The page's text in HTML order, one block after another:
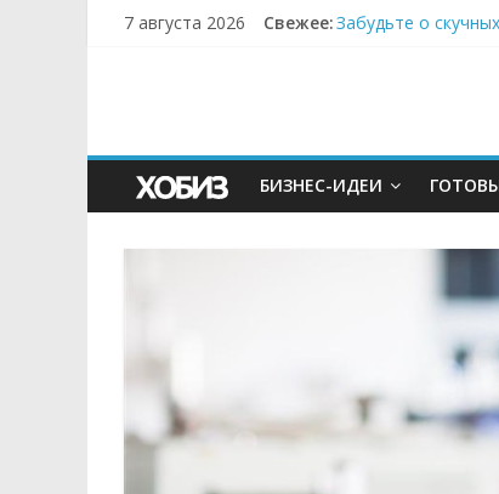
7 августа 2026 Свежее:Забудьте о
БИЗНЕС-ИДЕИ